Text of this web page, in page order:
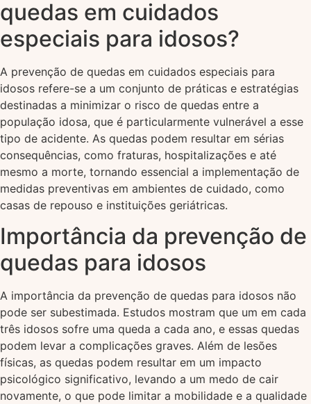
quedas em cuidados
especiais para idosos?
A prevenção de quedas em cuidados especiais para
idosos refere-se a um conjunto de práticas e estratégias
destinadas a minimizar o risco de quedas entre a
população idosa, que é particularmente vulnerável a esse
tipo de acidente. As quedas podem resultar em sérias
consequências, como fraturas, hospitalizações e até
mesmo a morte, tornando essencial a implementação de
medidas preventivas em ambientes de cuidado, como
casas de repouso e instituições geriátricas.
Importância da prevenção de
quedas para idosos
A importância da prevenção de quedas para idosos não
pode ser subestimada. Estudos mostram que um em cada
três idosos sofre uma queda a cada ano, e essas quedas
podem levar a complicações graves. Além de lesões
físicas, as quedas podem resultar em um impacto
psicológico significativo, levando a um medo de cair
novamente, o que pode limitar a mobilidade e a qualidade